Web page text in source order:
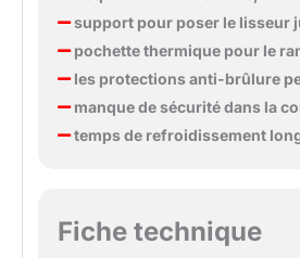
support pour poser le lisseur
pochette thermique pour le
les protections anti-brûlure
manque de sécurité dans la
temps de refroidissement
Fiche technique